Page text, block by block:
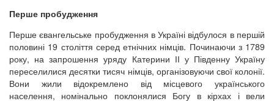
Перше пробудження
Перше євангельське пробудження в Україні відбулося в першій
половині 19 століття серед етнічних німців. Починаючи з 1789
року, на запрошення уряду Катерини ІІ у Південну Україну
переселилися десятки тисяч німців, організовуючи свої колонії.
Вони жили відокремлено від місцевого українського
населення, номінально поклонялися Богу в кірхах і вели